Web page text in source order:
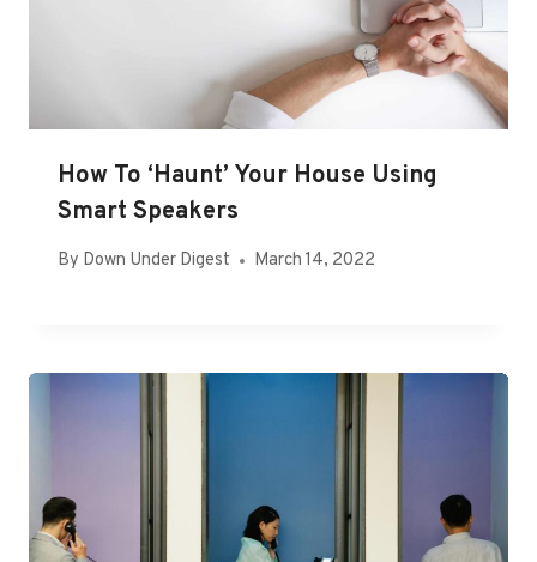
How To ‘Haunt’ Your House Using
Smart Speakers
By Down Under Digest March 14, 2022